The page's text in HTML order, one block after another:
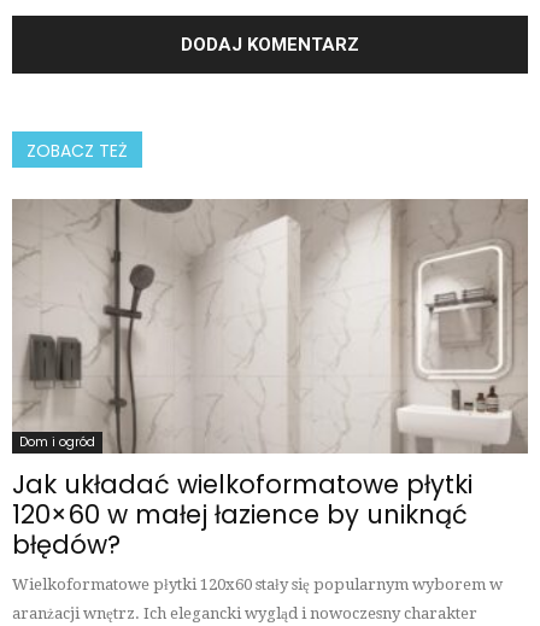
ZOBACZ TEŻ
Dom i ogród
Jak układać wielkoformatowe płytki
120×60 w małej łazience by uniknąć
błędów?
Wielkoformatowe płytki 120x60 stały się popularnym wyborem w
aranżacji wnętrz. Ich elegancki wygląd i nowoczesny charakter